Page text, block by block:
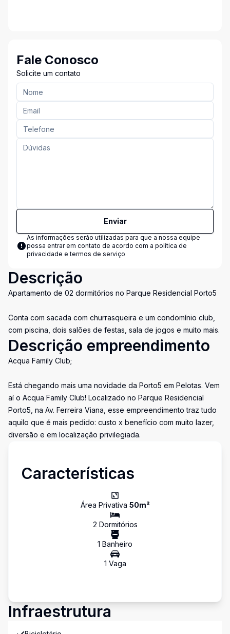
Fale Conosco
Solicite um contato
Enviar
As informações serão utilizadas para que a nossa equipe
possa entrar em contato de acordo com a política de
privacidade e termos de serviço
Descrição
Apartamento de 02 dormitórios no Parque Residencial Porto5
Conta com sacada com churrasqueira e um condomínio club,
com piscina, dois salões de festas, sala de jogos e muito mais.
Descrição empreendimento
Acqua Family Club;
Está chegando mais uma novidade da Porto5 em Pelotas. Vem
aí o Acqua Family Club! Localizado no Parque Residencial
Porto5, na Av. Ferreira Viana, esse empreendimento traz tudo
aquilo que é mais pedido: custo x benefício com muito lazer,
diversão e em localização privilegiada.
Características
Área Privativa 50m²
2 Dormitórios
1 Banheiro
1 Vaga
Infraestrutura